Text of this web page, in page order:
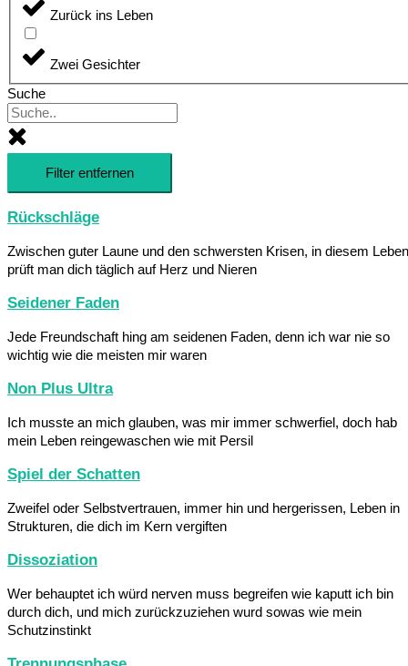
Zurück ins Leben
Zwei Gesichter
Suche
Filter entfernen
Rückschläge
Zwischen guter Laune und den schwersten Krisen, in diesem Leben
prüft man dich täglich auf Herz und Nieren
Seidener Faden
Jede Freundschaft hing am seidenen Faden, denn ich war nie so
wichtig wie die meisten mir waren
Non Plus Ultra
Ich musste an mich glauben, was mir immer schwerfiel, doch hab
mein Leben reingewaschen wie mit Persil
Spiel der Schatten
Zweifel oder Selbstvertrauen, immer hin und hergerissen, Leben in
Strukturen, die dich im Kern vergiften
Dissoziation
Wer behauptet ich würd nerven muss begreifen wie kaputt ich bin
durch dich, und mich zurückzuziehen wurd sowas wie mein
Schutzinstinkt